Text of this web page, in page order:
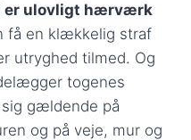
er ulovligt hærværk
få en klækkelig straf
utryghed tilmed. Og
togenes
gældende på
og på veje, mur og